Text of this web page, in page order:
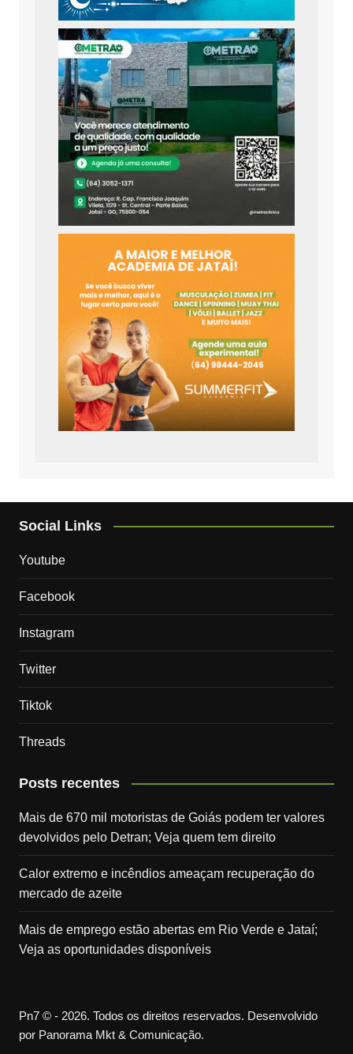
Social Links
Youtube
Facebook
Instagram
Twitter
Tiktok
Threads
Posts recentes
Mais de 670 mil motoristas de Goiás podem ter valores
devolvidos pelo Detran; Veja quem tem direito
Calor extremo e incêndios ameaçam recuperação do
mercado de azeite
Mais de emprego estão abertas em Rio Verde e Jataí;
Veja as oportunidades disponíveis
Pn7 © - 2026. Todos os direitos reservados. Desenvolvido
por Panorama Mkt & Comunicação.